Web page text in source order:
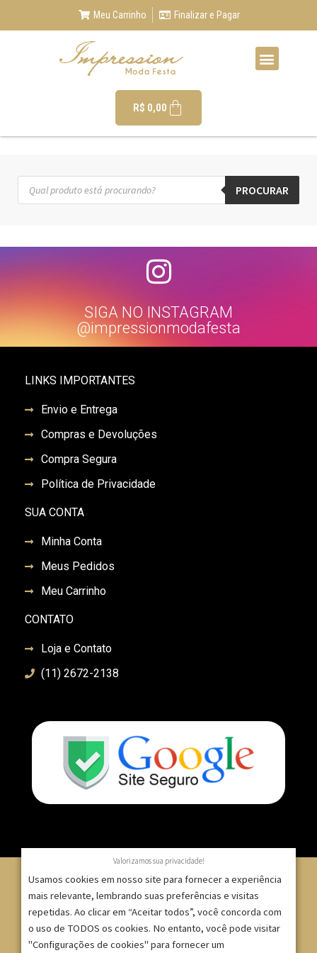
Meu Carrinho Finalizar e Pagar
R$ 0,00
PROCURAR
SIGA NO INSTAGRAM
@impressionmodafesta
LINKS IMPORTANTES
Envio e Entrega
Compras e Devoluções
Compra Segura
Política de Privacidade
SUA CONTA
Minha Conta
Meus Pedidos
Meu Carrinho
CONTATO
Loja e Contato
(11) 2672-2138
© 2007 – 2025 – ImpressionModaFesta | Rua Serra de
Japi, 1332 – Tatuapé – São Paulo/SP – CNPJ:
Valorizamos sua privacidade!
Usamos cookies em nosso site para fornecer a experiência
mais relevante, lembrando suas preferências e visitas
repetidas. Ao clicar em “Aceitar todos”, você concorda com
o uso de TODOS os cookies. No entanto, você pode visitar
"Configurações de cookies" para fornecer um